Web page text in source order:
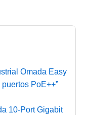
Omada Easy
PoE++”
10-Port Gigabit